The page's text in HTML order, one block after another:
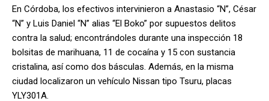
En Córdoba, los efectivos intervinieron a Anastasio “N”, César
“N” y Luis Daniel “N” alias “El Boko” por supuestos delitos
contra la salud; encontrándoles durante una inspección 18
bolsitas de marihuana, 11 de cocaína y 15 con sustancia
cristalina, así como dos básculas. Además, en la misma
ciudad localizaron un vehículo Nissan tipo Tsuru, placas
YLY301A.